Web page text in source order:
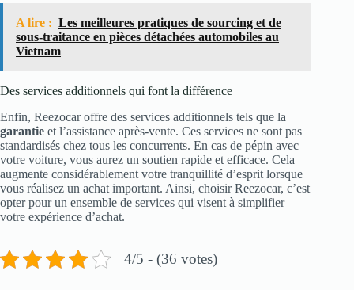
A lire : Les meilleures pratiques de sourcing et de
sous-traitance en pièces détachées automobiles au
Vietnam
Des services additionnels qui font la différence
Enfin, Reezocar offre des services additionnels tels que la
garantie et l’assistance après-vente. Ces services ne sont pas
standardisés chez tous les concurrents. En cas de pépin avec
votre voiture, vous aurez un soutien rapide et efficace. Cela
augmente considérablement votre tranquillité d’esprit lorsque
vous réalisez un achat important. Ainsi, choisir Reezocar, c’est
opter pour un ensemble de services qui visent à simplifier
votre expérience d’achat.
4/5 - (36 votes)